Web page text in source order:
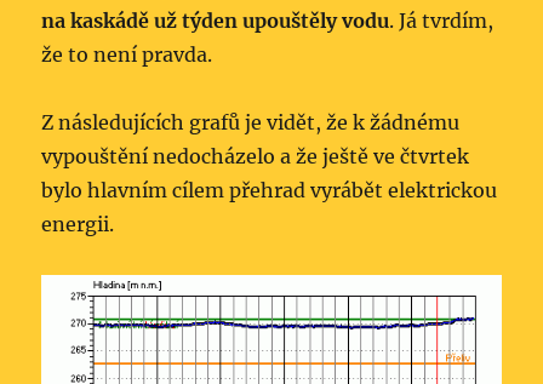
na kaskádě už týden upouštěly vodu. Já tvrdím,
že to není pravda.
Z následujících grafů je vidět, že k žádnému
vypouštění nedocházelo a že ještě ve čtvrtek
bylo hlavním cílem přehrad vyrábět elektrickou
energii.